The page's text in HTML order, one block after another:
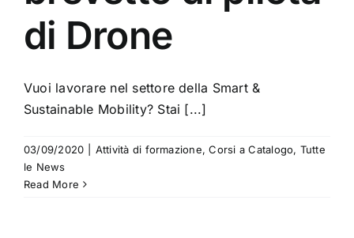
di Drone
Vuoi lavorare nel settore della Smart &
Sustainable Mobility? Stai [...]
03/09/2020 Attività di formazione,Corsi a Catalogo, Tutte
le News
Read More